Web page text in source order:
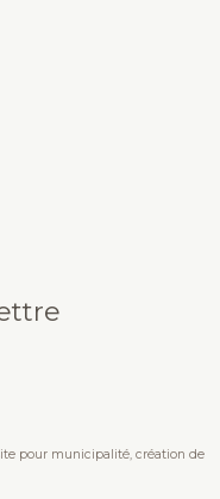
pour municipalité,création de